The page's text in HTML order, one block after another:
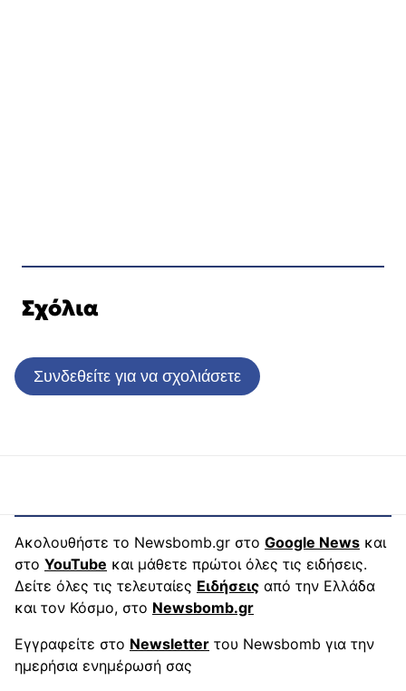
Σχόλια
Συνδεθείτε για να σχολιάσετε
Ακολουθήστε το Newsbomb.gr στο Google News και
στο YouTube και μάθετε πρώτοι όλες τις ειδήσεις.
Δείτε όλες τις τελευταίες Ειδήσεις από την Ελλάδα
και τον Κόσμο, στο Newsbomb.gr
Εγγραφείτε στο Newsletter του Newsbomb για την
ημερήσια ενημέρωσή σας